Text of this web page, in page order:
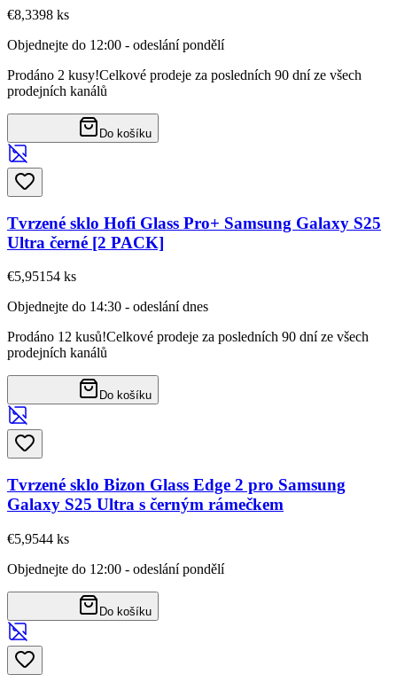
€8,3398 ks
Objednejte do 12:00 - odeslání pondělí
Prodáno 2 kusy!Celkové prodeje za posledních 90 dní ze všech
prodejních kanálů
Do košíku
Tvrzené sklo Hofi Glass Pro+ Samsung Galaxy S25
Ultra černé [2 PACK]
€5,95154 ks
Objednejte do 14:30 - odeslání dnes
Prodáno 12 kusů!Celkové prodeje za posledních 90 dní ze všech
prodejních kanálů
Do košíku
Tvrzené sklo Bizon Glass Edge 2 pro Samsung
Galaxy S25 Ultra s černým rámečkem
€5,9544 ks
Objednejte do 12:00 - odeslání pondělí
Do košíku